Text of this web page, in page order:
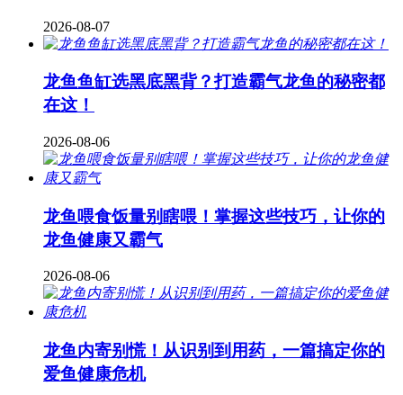
2026-08-07
龙鱼鱼缸选黑底黑背？打造霸气龙鱼的秘密都
在这！
2026-08-06
龙鱼喂食饭量别瞎喂！掌握这些技巧，让你的
龙鱼健康又霸气
2026-08-06
龙鱼内寄别慌！从识别到用药，一篇搞定你的
爱鱼健康危机